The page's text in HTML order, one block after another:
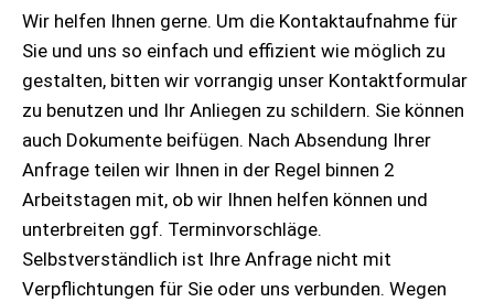
Wir helfen Ihnen gerne. Um die Kontaktaufnahme für
Sie und uns so einfach und effizient wie möglich zu
gestalten, bitten wir vorrangig unser Kontaktformular
zu benutzen und Ihr Anliegen zu schildern. Sie können
auch Dokumente beifügen. Nach Absendung Ihrer
Anfrage teilen wir Ihnen in der Regel binnen 2
Arbeitstagen mit, ob wir Ihnen helfen können und
unterbreiten ggf. Terminvorschläge.
Selbstverständlich ist Ihre Anfrage nicht mit
Verpflichtungen für Sie oder uns verbunden. Wegen